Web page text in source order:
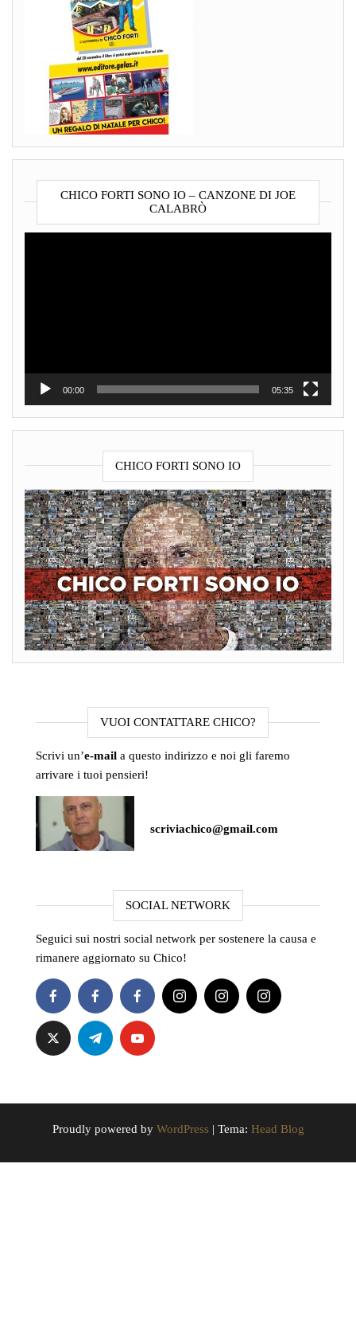
CHICO FORTI SONO IO – CANZONE DI JOE
CALABRÒ
00:00 05:35
CHICO FORTI SONO IO
VUOI CONTATTARE CHICO?
Scrivi un’e-mail a questo indirizzo e noi gli faremo
arrivare i tuoi pensieri!
scriviachico@gmail.com
SOCIAL NETWORK
Seguici sui nostri social network per sostenere la causa e
rimanere aggiornato su Chico!
Proudly powered by WordPress | Tema: Head Blog